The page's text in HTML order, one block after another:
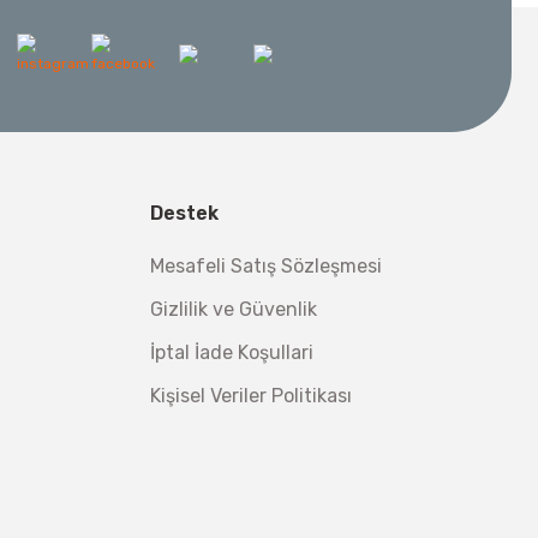
Destek
Mesafeli Satış Sözleşmesi
Gizlilik ve Güvenlik
İptal İade Koşullari
Kişisel Veriler Politikası